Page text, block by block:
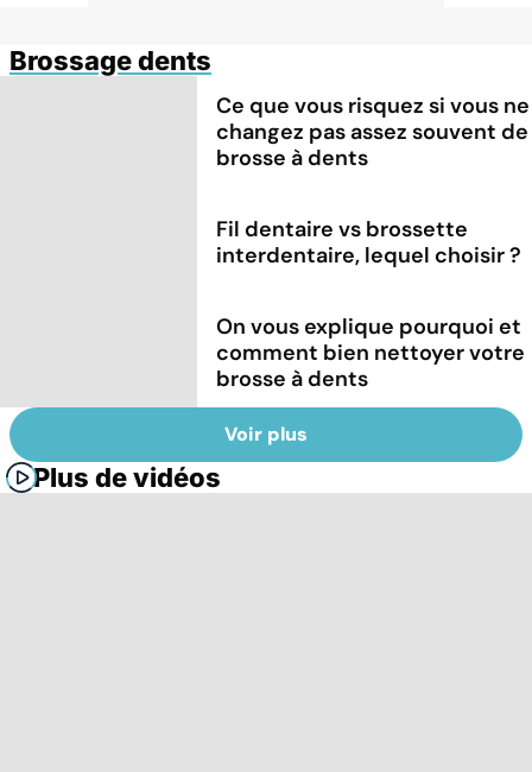
Brossage dents
Ce que vous risquez si vous ne
changez pas assez souvent de
brosse à dents
Fil dentaire vs brossette
interdentaire, lequel choisir ?
On vous explique pourquoi et
comment bien nettoyer votre
brosse à dents
Voir plus
Plus de vidéos